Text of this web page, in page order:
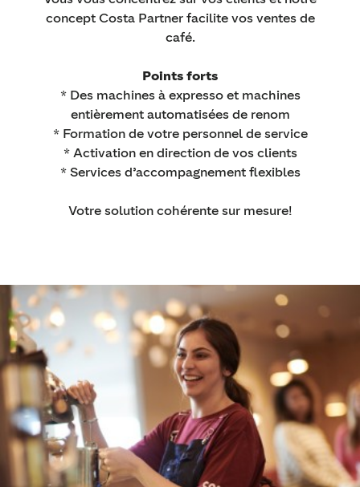
concept Costa Partner facilite vos ventes de
café.
Points forts
* Des machines à expresso et machines
entièrement automatisées de renom
* Formation de votre personnel de service
* Activation en direction de vos clients
* Services d’accompagnement flexibles
Votre solution cohérente sur mesure!